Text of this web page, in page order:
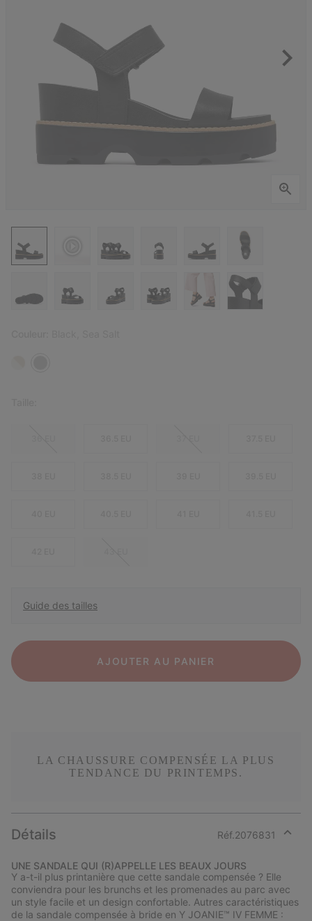
Guide des tailles
AJOUTER AU PANIER
LA CHAUSSURE COMPENSÉE LA PLUS
TENDANCE DU PRINTEMPS.
Détails Réf. 2076831
section
UNE SANDALE QUI (R)APPELLE LES BEAUX JOURS
Y a-t-il plus printanière que cette sandale compensée ? Elle
conviendra pour les brunchs et les promenades au parc avec
un style facile et un design confortable. Autres caractéristiques
de la sandale compensée à bride en Y JOANIE™ IV FEMME :